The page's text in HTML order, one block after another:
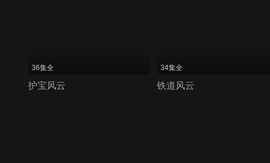
36集全
护宝风云
34集全
铁道风云